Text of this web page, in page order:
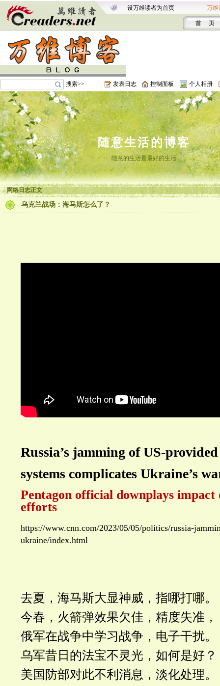
设万维读者为首页 万维
首 页
搜索>> 发表日志 控制面板 个人相册
随意生活的博客
随意的生活是最好的生活
网络日志正文
乌克兰战场：海马斯怎么了？
Russia’s jamming of US-
systems complicates Ukraine’s
Pentagon official downplays
efforts
https://www.cnn.com/2023/05/05/politics/russia-
ukraine/index.html
去夏，海马斯大显神威，指哪打哪。
今春，火箭弹效果欠佳，精度失准，
俄军在战争中学习战争，电子干扰。
乌军昔日的法宝不灵光，如何是好？
美国防部对此不利消息，淡化处理。